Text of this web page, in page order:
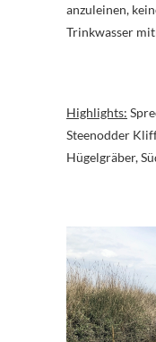
anzuleinen,
Trinkwasser
Highlights:
Steenodder
Hügelgräber,